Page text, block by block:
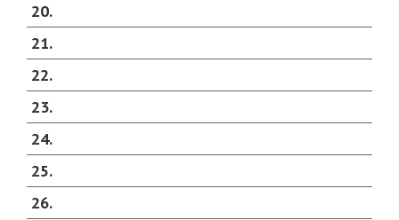
20
21
22
23
24
25
26